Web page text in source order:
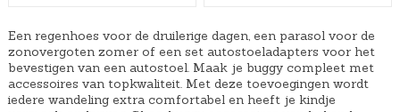
Een regenhoes voor de druilerige dagen, een parasol voor de
zonovergoten zomer of een set autostoeladapters voor het
bevestigen van een autostoel. Maak je buggy compleet met
accessoires van topkwaliteit. Met deze toevoegingen wordt
iedere wandeling extra comfortabel en heeft je kindje